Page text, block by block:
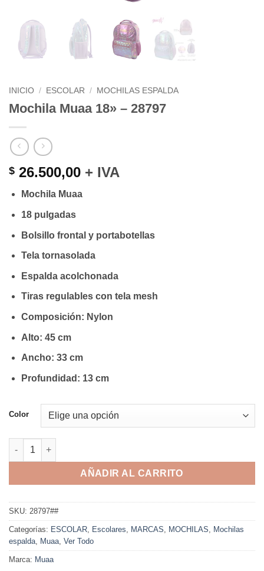
INICIO / ESCOLAR / MOCHILAS ESPALDA
Mochila Muaa 18» – 28797
$ 26.500,00 + IVA
Mochila Muaa
18 pulgadas
Bolsillo frontal y portabotellas
Tela tornasolada
Espalda acolchonada
Tiras regulables con tela mesh
Composición: Nylon
Alto: 45 cm
Ancho: 33 cm
Profundidad: 13 cm
Color
Mochila Muaa 18'' - 28797 cantidad
AÑADIR AL CARRITO
SKU: 28797##
Categorías: ESCOLAR Escolares MARCAS MOCHILAS
Mochilas
espalda Muaa Ver Todo
Marca: Muaa